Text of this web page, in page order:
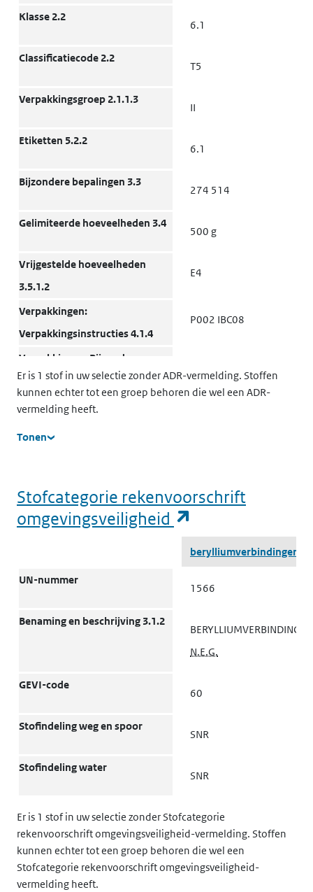
Klasse 2.2
6.1
Classificatiecode 2.2
T5
Verpakkingsgroep 2.1.1.3
II
Etiketten 5.2.2
6.1
Bijzondere bepalingen 3.3
274 514
Gelimiteerde hoeveelheden 3.4
500 g
Vrijgestelde hoeveelheden
3.5.1.2
E4
Verpakkingen:
Verpakkingsinstructies 4.1.4
P002 IBC08
Verpakkingen: Bijzondere
bepalingen 4.1.4
Verpakkingen: Gezamenlijke
4.2.5.2, 7.3.2
Transporttanks en
ADR tanks: Bijzondere
Voertuig voor tankvervoer
AT
Vervoerscategorie (Code voor
2 (D/E)
Bijzondere bepalingen voor het
V11
Bijzondere bepalingen voor het
vervoer: Los gestort 7.3.3
Bijzondere bepalingen voor het
vervoer: Laden Lossen en
CV13 CV28
Er is 1 stof in uw selectie zonder ADR-vermelding. Stoffen
kunnen echter tot een groep behoren die wel een ADR-
vermelding heeft.
Tonen
Stofcategorie rekenvoorschrift
omgevingsveiligheid
berylliumverbindingen
UN-nummer
1566
Benaming en beschrijving 3.1.2
BERYLLIUMVERBINDING,
N.E.G.
GEVI-code
60
Stofindeling weg en spoor
SNR
Stofindeling water
SNR
Er is 1 stof in uw selectie zonder Stofcategorie
rekenvoorschrift omgevingsveiligheid-vermelding. Stoffen
kunnen echter tot een groep behoren die wel een
Stofcategorie rekenvoorschrift omgevingsveiligheid-
vermelding heeft.